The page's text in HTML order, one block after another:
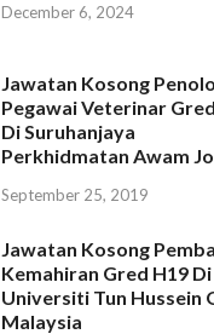
December 6, 2024
Jawatan Kosong
Pegawai Veterinar
Di Suruhanjaya
Perkhidmatan Awam
September 25, 2019
Jawatan Kosong
Kemahiran Gred H19 Di
Universiti Tun Hussein
Malaysia